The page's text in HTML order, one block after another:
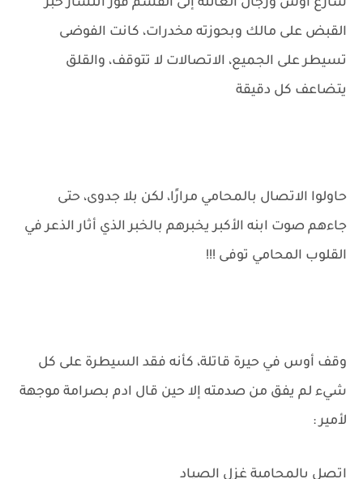
سارع أوس ورجال العائلة إلى القسم فور انتشار خبر
القبض على مالك وبحوزته مخدرات، كانت الفوضى
تسيطر على الجميع، الاتصالات لا تتوقف، والقلق
يتضاعف كل دقيقة
حاولوا الاتصال بالمحامي مرارًا، لكن بلا جدوى، حتى
جاءهم صوت ابنه الأكبر يخبرهم بالخبر الذي أثار الذعر في
القلوب المحامي توفى !!!
وقف أوس في حيرة قاتلة، كأنه فقد السيطرة على كل
شيء لم يفق من صدمته إلا حين قال ادم بصرامة موجهة
لأمير :
اتصل بالمحامية غزل الصياد